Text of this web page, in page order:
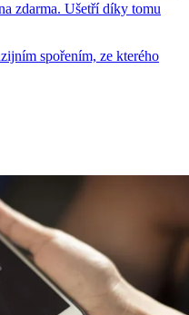
zdarma. Ušetří díky tomu
spořením, ze kterého